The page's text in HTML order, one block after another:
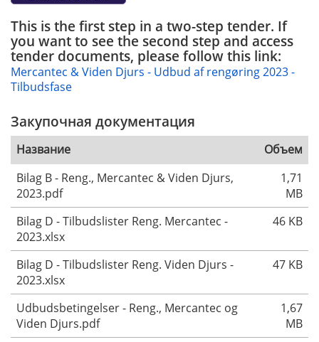
This is the first step in a two-step tender. If
you want to see the second step and access
tender documents, please follow this link:
Mercantec & Viden Djurs - Udbud af rengøring 2023 -
Tilbudsfase
Закупочная документация
Название
Объем
Bilag B - Reng., Mercantec & Viden Djurs,
2023.pdf
1,71
MB
Bilag D - Tilbudslister Reng. Mercantec -
2023.xlsx
46 KB
Bilag D - Tilbudslister Reng. Viden Djurs -
2023.xlsx
47 KB
Udbudsbetingelser - Reng., Mercantec og
Viden Djurs.pdf
1,67
MB